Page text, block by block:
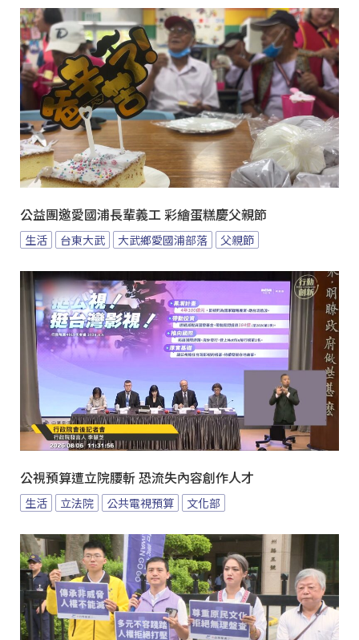
公益團邀愛國浦長輩義工 彩繪蛋糕慶父親節
生活 台東大武 大武鄉愛國浦部落 父親節
公視預算遭立院腰斬 恐流失內容創作人才
生活 立法院 公共電視預算 文化部